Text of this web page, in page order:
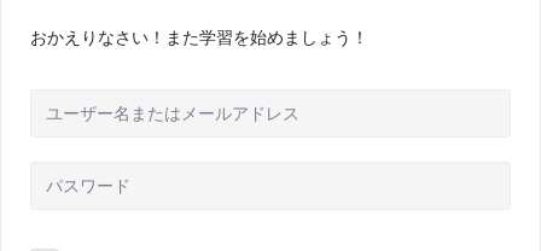
おかえりなさい！また学習を始めましょう！